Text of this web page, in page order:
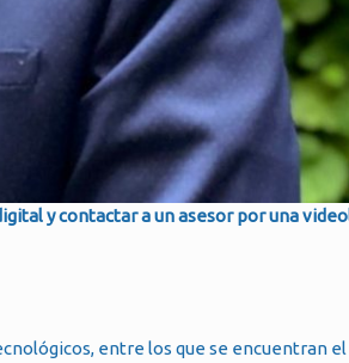
y contactar a un asesor por una
entre los que se encuentran el